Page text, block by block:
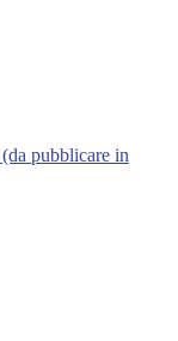
pubblicare in